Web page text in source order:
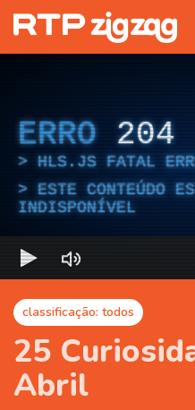
ERRO 204
HLS.JS FATAL
ESTE CONTEÚDO
INDISPONÍVEL
classificação: todos
25
Abril